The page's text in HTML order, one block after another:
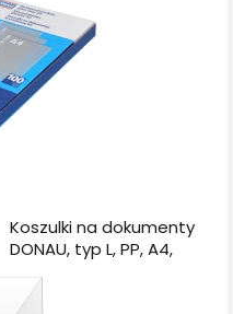
Koszulki na dokumenty
DONAU, typ L, PP, A4,